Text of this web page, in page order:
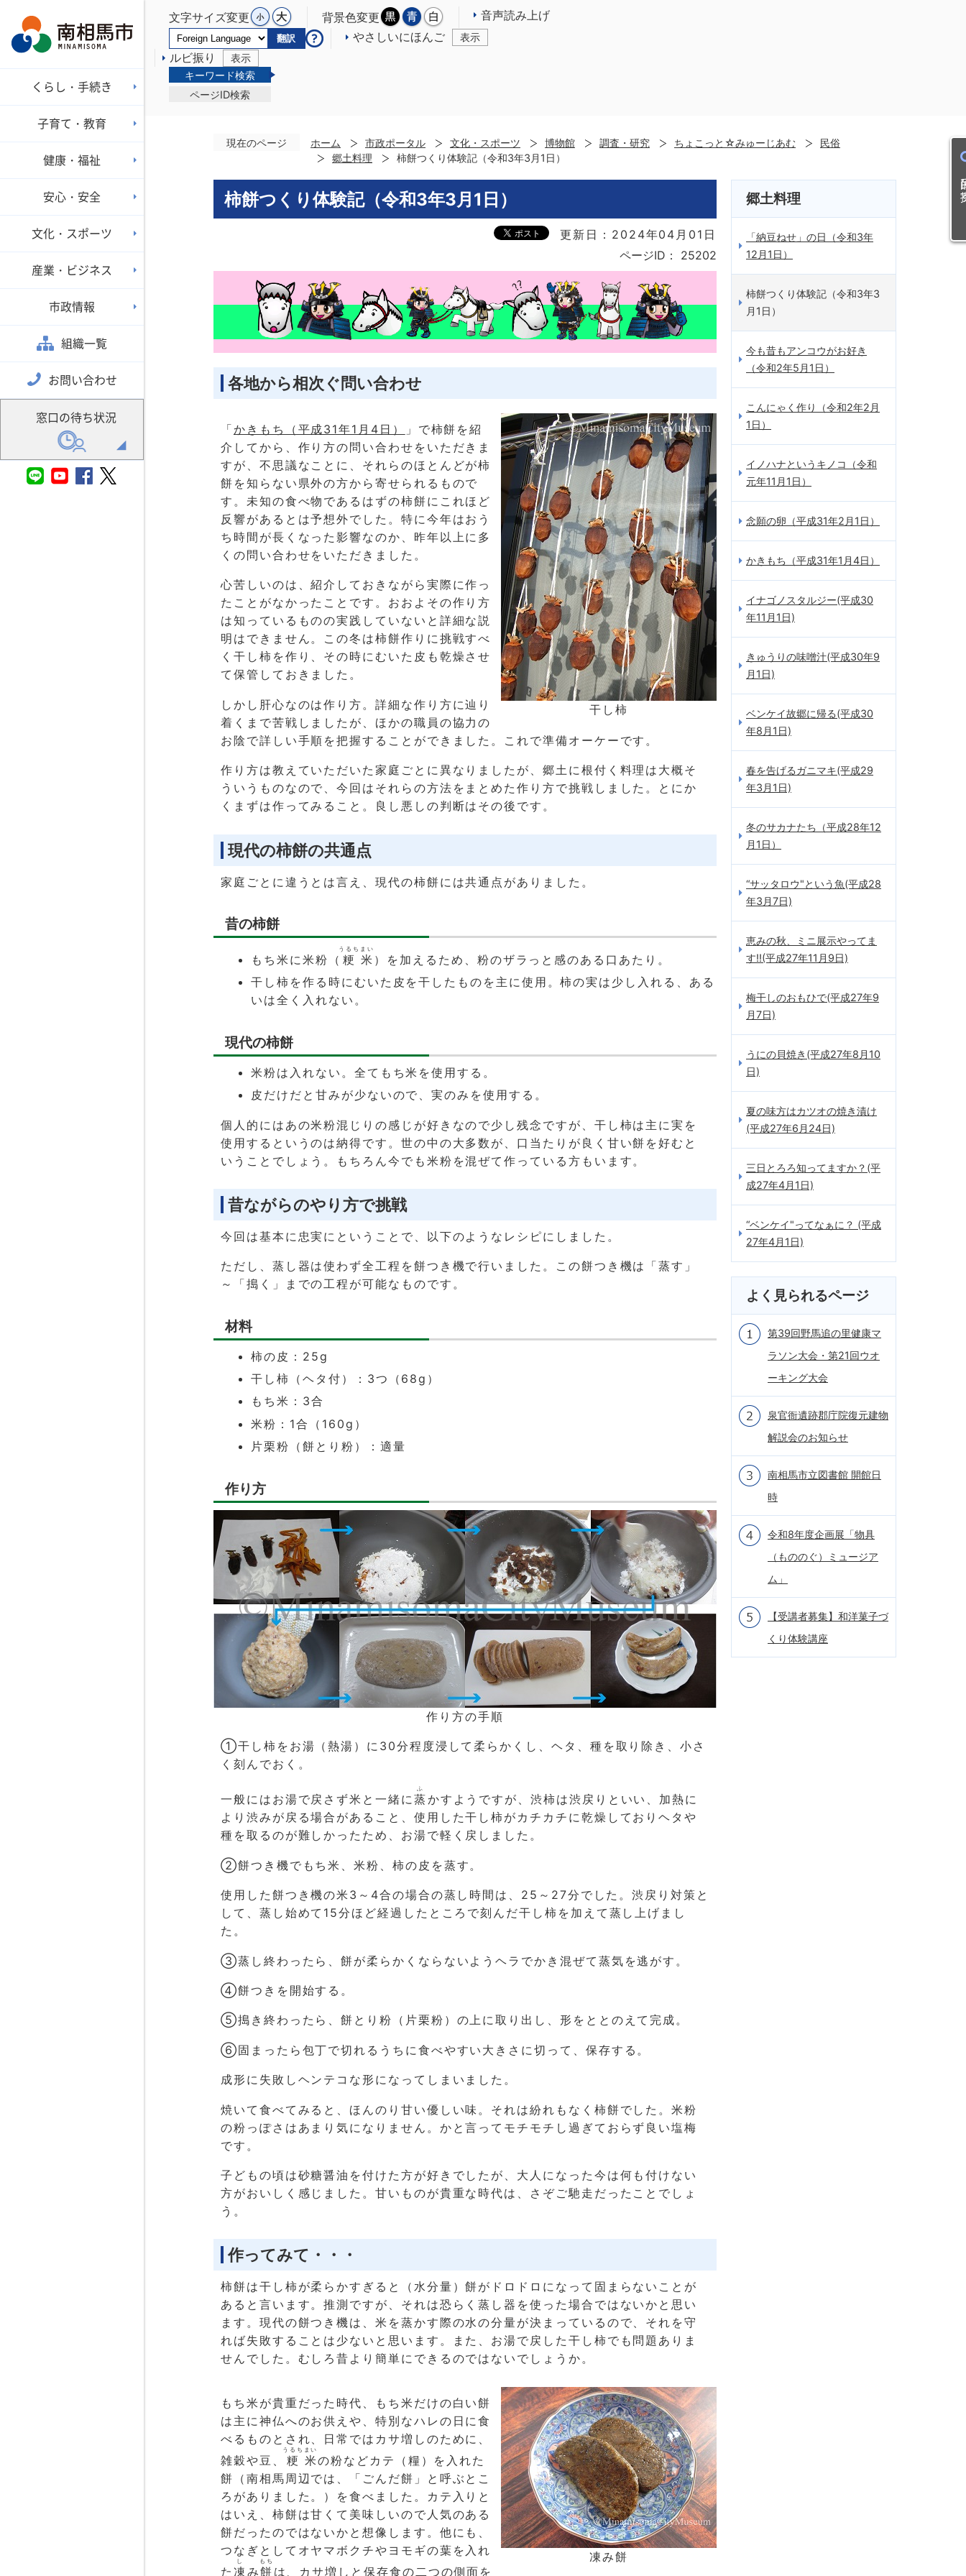
文字サイズ変更 背景色変更 音声読み上げ
翻訳 やさしいにほんご 表示
ルビ振り
表示
キーワード検索
ページID検索
くらし・手続き
子育て・教育
健康・福祉
安心・安全
文化・スポーツ
産業・ビジネス
市政情報
組織一覧
お問い合わせ
窓口の待ち状況
目
現在のページ ホーム 市政ポータル 文化・スポーツ 博物館 調査・研究 ちょこっと☆みゅーじあむ
民俗
郷土料理
柿餅つくり体験記（令和3年3月1日）
柿餅つくり体験記（令和3年3月1日）
更新日：2024年04月01日
ページID：
25202
各地から相次ぐ問い合わせ
干し柿
「かきもち（平成31年1月4日）
」で柿餅を紹
介してから、作り方の問い合わせをいただきま
すが、不思議なことに、それらのほとんどが柿
餅を知らない県外の方から寄せられるもので
す。未知の食べ物であるはずの柿餅にこれほど
反響があるとは予想外でした。特に今年はおう
ち時間が長くなった影響なのか、昨年以上に多
くの問い合わせをいただきました。
心苦しいのは、紹介しておきながら実際に作っ
たことがなかったことです。おおよその作り方
は知っているものの実践していないと詳細な説
明はできません。この冬は柿餅作りに挑戦すべ
く干し柿を作り、その時にむいた皮も乾燥させ
て保管しておきました。
しかし肝心なのは作り方。詳細な作り方に辿り
着くまで苦戦しましたが、ほかの職員の協力の
お陰で詳しい手順を把握することができました。これで準備オーケーです。
作り方は教えていただいた家庭ごとに異なりましたが、郷土に根付く料理は大概そ
ういうものなので、今回はそれらの方法をまとめた作り方で挑戦しました。とにか
くまずは作ってみること。良し悪しの判断はその後です。
現代の柿餅の共通点
家庭ごとに違うとは言え、現代の柿餅には共通点がありました。
昔の柿餅
もち米に米粉（ 粳
うるち
米
まい
）を加えるため、粉のザラっと感のある口あたり。
干し柿を作る時にむいた皮を干したものを主に使用。柿の実は少し入れる、ある
いは全く入れない。
現代の柿餅
米粉は入れない。全てもち米を使用する。
皮だけだと甘みが少ないので、実のみを使用する。
個人的にはあの米粉混じりの感じが好きなので少し残念ですが、干し柿は主に実を
使用するというのは納得です。世の中の大多数が、口当たりが良く甘い餅を好むと
いうことでしょう。もちろん今でも米粉を混ぜて作っている方もいます。
昔ながらのやり方で挑戦
今回は基本に忠実にということで、以下のようなレシピにしました。
ただし、蒸し器は使わず全工程を餅つき機で行いました。この餅つき機は「蒸す」
～「搗く」までの工程が可能なものです。
材料
柿の皮：25g
干し柿（ヘタ付）：3つ（68g）
もち米：3合
米粉：1合（160g）
片栗粉（餅とり粉）：適量
作り方
作り方の手順
①干し柿をお湯（熱湯）に30分程度浸して柔らかくし、ヘタ、種を取り除き、小さ
く刻んでおく。
一般にはお湯で戻さず米と一緒に蒸
ふ
かすようですが、渋柿は渋戻りといい、加熱に
より渋みが戻る場合があること、使用した干し柿がカチカチに乾燥しておりヘタや
種を取るのが難しかったため、お湯で軽く戻しました。
②餅つき機でもち米、米粉、柿の皮を蒸す。
使用した餅つき機の米3～4合の場合の蒸し時間は、25～27分でした。渋戻り対策と
して、蒸し始めて15分ほど経過したところで刻んだ干し柿を加えて蒸し上げまし
た。
③蒸し終わったら、餅が柔らかくならないようヘラでかき混ぜて蒸気を逃がす。
④餅つきを開始する。
⑤搗き終わったら、餅とり粉（片栗粉）の上に取り出し、形をととのえて完成。
⑥固まったら包丁で切れるうちに食べやすい大きさに切って、保存する。
成形に失敗しヘンテコな形になってしまいました。
焼いて食べてみると、ほんのり甘い優しい味。それは紛れもなく柿餅でした。米粉
の粉っぽさはあまり気になりません。かと言ってモチモチし過ぎておらず良い塩梅
です。
子どもの頃は砂糖醤油を付けた方が好きでしたが、大人になった今は何も付けない
方がおいしく感じました。甘いものが貴重な時代は、さぞご馳走だったことでしょ
う。
作ってみて・・・
柿餅は干し柿が柔らかすぎると（水分量）餅がドロドロになって固まらないことが
あると言います。推測ですが、それは恐らく蒸し器を使った場合ではないかと思い
ます。現代の餅つき機は、米を蒸かす際の水の分量が決まっているので、それを守
れば失敗することは少ないと思います。また、お湯で戻した干し柿でも問題ありま
せんでした。むしろ昔より簡単にできるのではないでしょうか。
凍み餅
もち米が貴重だった時代、もち米だけの白い餅
は主に神仏へのお供えや、特別なハレの日に食
べるものとされ、日常ではカサ増しのために、
雑穀や豆、
粳
うるち
米
まい
の粉などカテ（糧）を入れた
餅（南相馬周辺では、「ごんだ餅」と呼ぶとこ
ろがありました。）を食べました。カテ入りと
はいえ、柿餅は甘くて美味しいので人気のある
餅だったのではないかと想像します。他にも、
つなぎとしてオヤマボクチやヨモギの葉を入れ
た 凍
し
み餅
もち
は、カサ増しと保存食の二つの側面を
郷土料理
「納豆ねせ」の日（令和3年
12月1日）
柿餅つくり体験記（令和3年3
月1日）
今も昔もアンコウがお好き
（令和2年5月1日）
こんにゃく作り（令和2年2月
1日）
イノハナというキノコ（令和
元年11月1日）
念願の卵（平成31年2月1日）
かきもち（平成31年1月4日）
イナゴノスタルジー(平成30
年11月1日)
きゅうりの味噌汁(平成30年9
月1日)
ベンケイ故郷に帰る(平成30
年8月1日)
春を告げるガニマキ(平成29
年3月1日)
冬のサカナたち（平成28年12
月1日）
“サッタロウ"という魚(平成28
年3月7日)
恵みの秋、ミニ展示やってま
す!!(平成27年11月9日)
梅干しのおもひで(平成27年9
月7日)
うにの貝焼き(平成27年8月10
日)
夏の味方はカツオの焼き漬け
(平成27年6月24日)
三日とろろ知ってますか？(平
成27年4月1日)
“ベンケイ"ってなぁに？ (平成
27年4月1日)
よく見られるページ
第39回野馬追の里健康マ
ラソン大会・第21回ウオ
ーキング大会
泉官衙遺跡郡庁院復元建物
解説会のお知らせ
南相馬市立図書館 開館日
時
令和8年度企画展「物具
（もののぐ）ミュージア
ム」
【受講者募集】和洋菓子づ
くり体験講座